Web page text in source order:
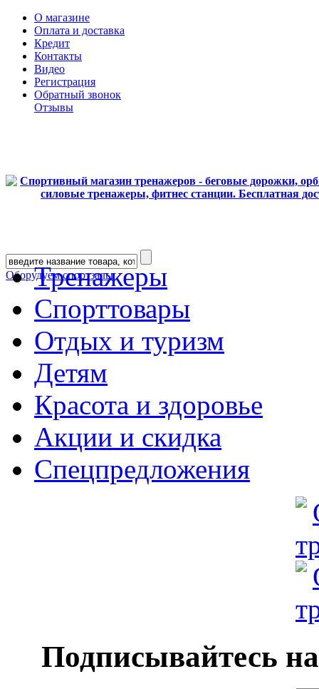
О магазине
Оплата и доставка
Кредит
Контакты
Видео
Регистрация
Обратный звонок
Отзывы
Оборудуем спортзалы
Тренажеры
Спорттовары
Отдых и туризм
Детям
Красота и здоровье
Акции и скидка
Спецпредложения
Подписывайтесь